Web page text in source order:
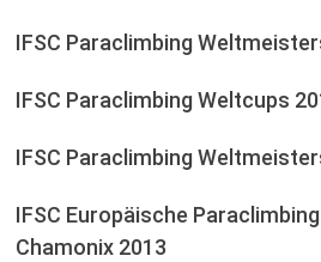
IFSC Paraclimbing
IFSC Paraclimbing Weltcups
IFSC Paraclimbing
IFSC Europäische
Chamonix 2013